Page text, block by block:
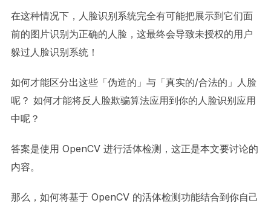
在这种情况下，人脸识别系统完全有可能把展示到它们面
前的图片识别为正确的人脸，这最终会导致未授权的用户
躲过人脸识别系统！
如何才能区分出这些「伪造的」与「真实的/合法的」人脸
呢？ 如何才能将反人脸欺骗算法应用到你的人脸识别应用
中呢？
答案是使用 OpenCV 进行活体检测，这正是本文要讨论的
内容。
那么，如何将基于 OpenCV 的活体检测功能结合到你自己